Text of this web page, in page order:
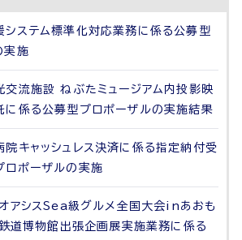
システム標準化対応業務に係る公募型
実施
交流施設 ねぶたミュージアム内投影映
に係る公募型プロポーザルの実施結果
キャッシュレス決済に係る指定納付受
ロポーザルの実施
アシスSea級グルメ全国大会inあおも
鉄道博物館出張企画展実施業務に係る